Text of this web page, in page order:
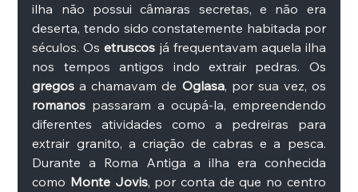
ilha não possui câmaras secretas, e não era
deserta, tendo sido constatemente habitada por
séculos. Os etruscos já frequentavam aquela ilha
gregos a chamavam de Oglasa
romanos passaram a ocupá-la, empreendendo
diferentes atividades como a pedreiras para
extrair granito, a criação de cabras e a pesca.
Durante a Roma Antiga a ilha era conhecida
como Monte Jovis, por conta de que no centro